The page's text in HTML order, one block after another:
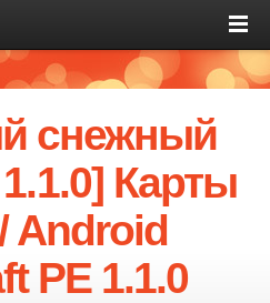
снежный
Карты
Android
PE 1.1.0